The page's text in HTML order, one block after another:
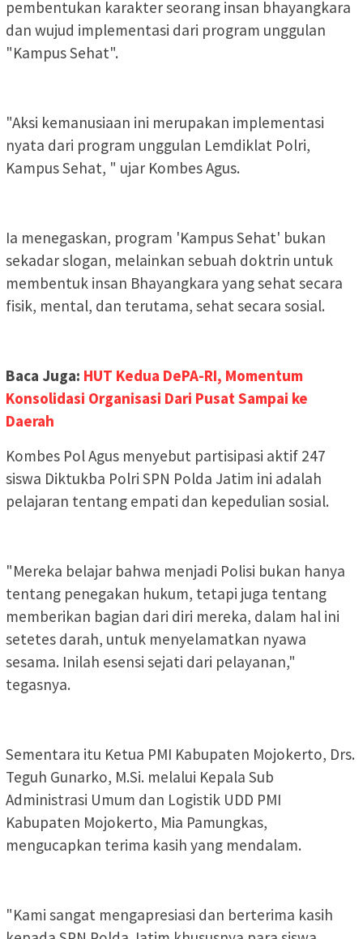
pembentukan karakter seorang insan bhayangkara
dan wujud implementasi dari program unggulan
"Kampus Sehat".
"Aksi kemanusiaan ini merupakan implementasi
nyata dari program unggulan Lemdiklat Polri,
Kampus Sehat, " ujar Kombes Agus.
Ia menegaskan, program 'Kampus Sehat' bukan
sekadar slogan, melainkan sebuah doktrin untuk
membentuk insan Bhayangkara yang sehat secara
fisik, mental, dan terutama, sehat secara sosial.
Baca Juga: HUT Kedua DePA-RI, Momentum
Konsolidasi Organisasi Dari Pusat Sampai ke
Daerah
Kombes Pol Agus menyebut partisipasi aktif 247
siswa Diktukba Polri SPN Polda Jatim ini adalah
pelajaran tentang empati dan kepedulian sosial.
"Mereka belajar bahwa menjadi Polisi bukan hanya
tentang penegakan hukum, tetapi juga tentang
memberikan bagian dari diri mereka, dalam hal ini
setetes darah, untuk menyelamatkan nyawa
sesama. Inilah esensi sejati dari pelayanan,"
tegasnya.
Sementara itu Ketua PMI Kabupaten Mojokerto, Drs.
Teguh Gunarko, M.Si. melalui Kepala Sub
Administrasi Umum dan Logistik UDD PMI
Kabupaten Mojokerto, Mia Pamungkas,
mengucapkan terima kasih yang mendalam.
"Kami sangat mengapresiasi dan berterima kasih